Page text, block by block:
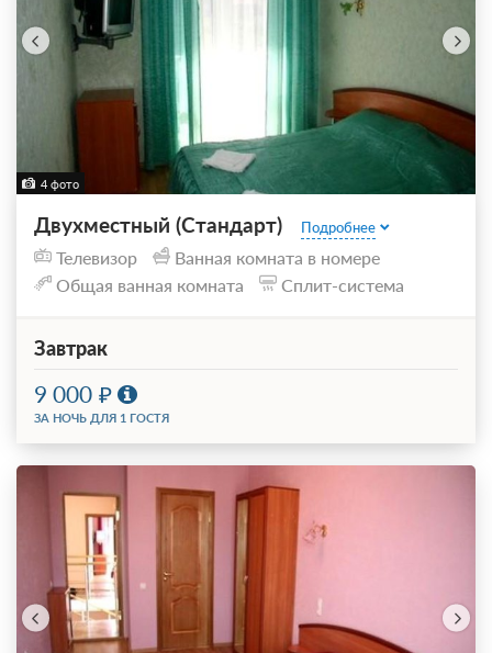
4 фото
Двухместный (Стандарт) Подробнее
Телевизор
Ванная комната в номере
Общая ванная комната
Сплит-система
Завтрак
9 000
ЗА НОЧЬ ДЛЯ 1 ГОСТЯ